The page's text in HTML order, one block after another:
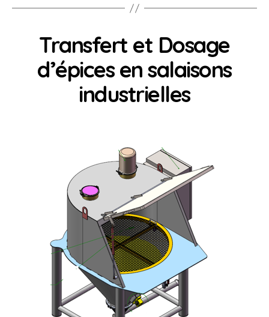
d’arômes
Transfert et Dosage
d’épices en salaisons
industrielles